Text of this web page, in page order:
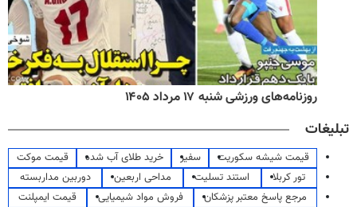
روزنامه‌های ورزشی شنبه ۱۷ مرداد ۱۴۰۵
تبلیغات
قیمت شیشه سکوریت سفیر خرید طلای آب شده
قیمت موکت
تور کربلا
استند تسلیت مداحی اربعین
دوربین مداربسته
مرجع پاسخ معتبر پزشکان
فروش مواد شیمیایی
قیمت ایمپلنت